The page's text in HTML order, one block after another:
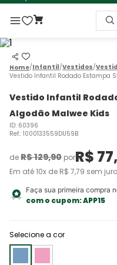
Infantil Vestidos
Vestido Infantil Rodado Estampa
Vestido Infantil
Algodão Malwee Kids
ID: 60396
Ref.: 1000133559DU59B
deR$129,90 porR$ 77,
Em até10x de R$ 7,79 sem
Faça sua primeira compra
com o cupom:APP15
Selecione a cor